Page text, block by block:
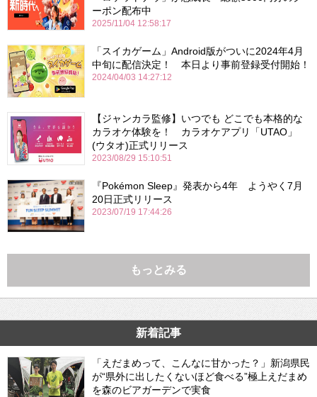
ーポン配布中
2025/11/04 12:58:17
「スイカゲーム」Android版がついに2024年4月
中旬に配信決定！ 本日より事前登録受付開始！
2024/04/03 14:27:12
【ジャンカラ監修】いつでも どこでも本格的な
カラオケ体験を！ カラオケアプリ「UTAO」
(ウタオ)正式リリース
2023/08/29 15:10:51
『Pokémon Sleep』発表から4年 ようやく7月
20日正式リリース
2023/07/19 17:44:26
もっとみる
新着記事
「えだまめって、こんなに甘かった？」新潟県民
が“県外に出したくないほど食べる”極上えだまめ
を森のビアガーデンで実食